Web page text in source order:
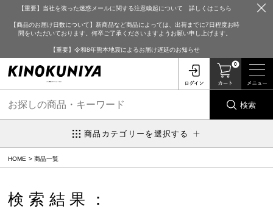
【重要】当社を装った迷惑メールに関する注意喚起について 詳しくはこちら
【商品のお届け日数について】新商品など商品によっては、出荷までに7日程度お時
間をいただいております。何卒ご了承くださいますようお願い申し上げます。
【重要】令和8年熊本地震によるお届け遅延のお知らせ
0
検索
商品カテゴリーを選択する
HOME 商品一覧
検索結果：